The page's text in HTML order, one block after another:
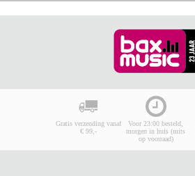
Gratis verzending vanaf
€ 99,-
Voor 23:00 besteld,
morgen in huis (mits
op voorraad)